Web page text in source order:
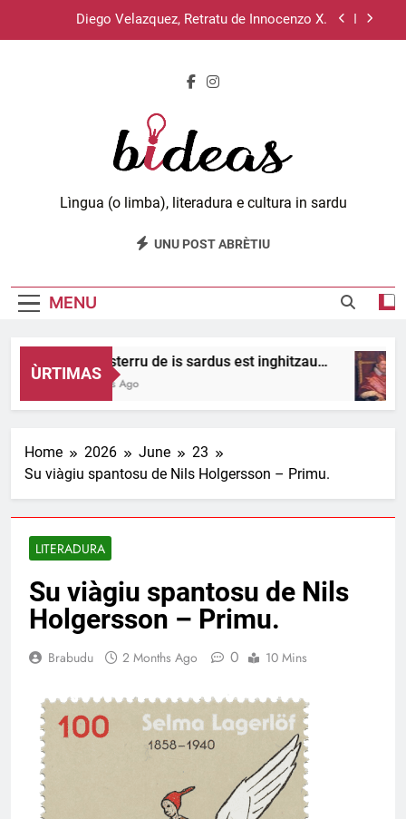
Diego Velazquez, Retratu de Innocenzo X.
Su disterru de is sardus est inghitzau…
Bideas.org
Lìngua (o limba), literadura e cultura in sardu
UNU POST ABRÈTIU
MENU
ÙRTIMAS
Su disterru de is sardus est inghitzau…
2 Hours Ago
Home 2026 June
23
Su viàgiu spantosu de Nils Holgersson – Primu.
LITERADURA
Su viàgiu spantosu de Nils
Holgersson – Primu.
Brabudu 2 Months Ago 0 10 Mins